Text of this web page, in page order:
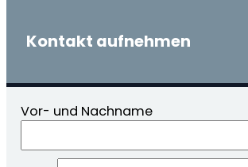
Kontakt aufnehmen
Vor- und Nachname